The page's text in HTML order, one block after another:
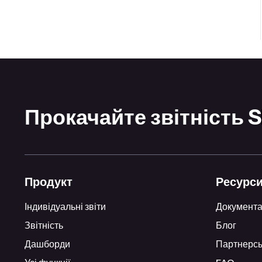
Прокачайте звітність
Продукт
Індивідуальні звіти
Звітність
Дашборди
Ресурси
Блог